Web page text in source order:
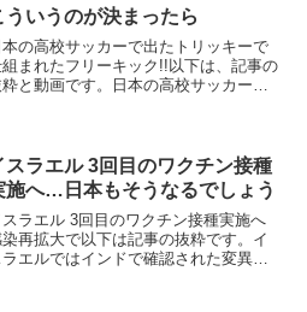
護協定（GSOMIA）の破棄を決めたこ
について、...
ういうのが決まったら
本の高校サッカーで出たトリッキーで
まれたフリーキック!!以下は、記事の
と動画です。日本の高校サッカーの
いた3人がしゃがむ...
スラエル 3回目のワクチン接種
施へ…日本もそうなるでしょう
スラエル 3回目のワクチン接種実施へ
再拡大で以下は記事の抜粋です。イ
ラエルではインドで確認された変異ウ